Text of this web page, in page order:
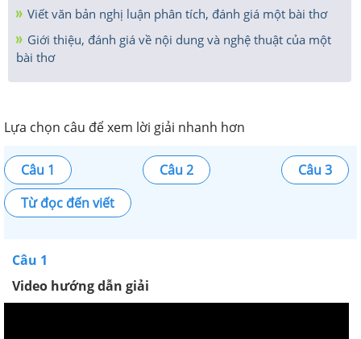
Viết văn bản nghị luận phân tích, đánh giá một bài thơ
Giới thiệu, đánh giá về nội dung và nghệ thuật của một
bài thơ
Lựa chọn câu để xem lời giải nhanh hơn
Câu 1 Câu 2
Câu 3
Từ đọc đến viết
Câu 1
Video hướng dẫn giải